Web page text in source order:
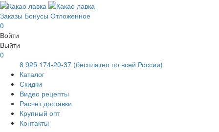
Заказы Бонусы Отложенное
0
Войти
Выйти
0
8 925 174-20-37 (бесплатно по всей России)
Каталог
Скидки
Видео рецепты
Расчет доставки
Крупный опт
Контакты